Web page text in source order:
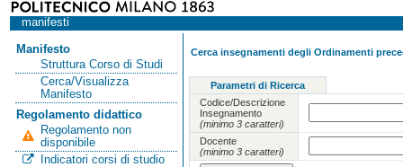
manifesti
Manifesto
Struttura Corso di Studi
Cerca/Visualizza
Manifesto
Regolamento didattico
Regolamento non
disponibile
Indicatori corsi di studio
Cerca insegnamenti degli Ordinamenti
Parametri di Ricerca
Codice/Descrizione
Insegnamento
(minimo 3 caratteri)
Docente
(minimo 3 caratteri)